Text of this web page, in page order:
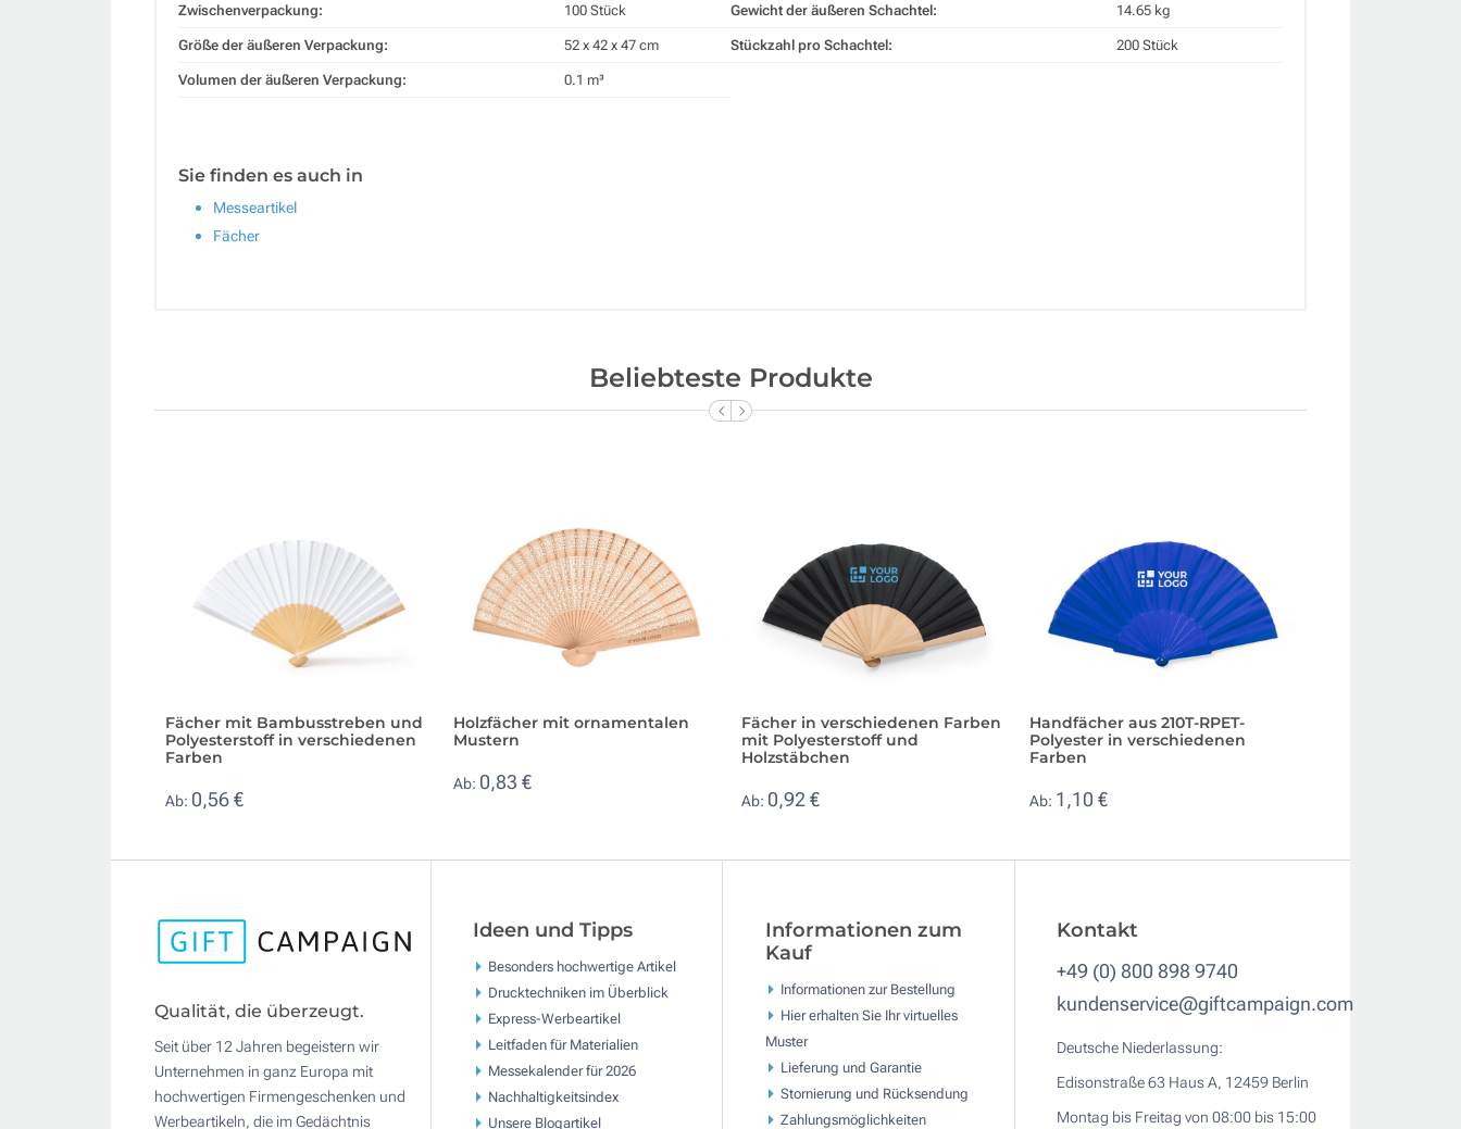
Zwischenverpackung: 100 Stück
Größe der äußeren Verpackung: 52 x 42 x 47 cm
Volumen der äußeren Verpackung: 0.1 m³
Gewicht der äußeren Schachtel: 14.65 kg
Stückzahl pro Schachtel: 200 Stück
Sie finden es auch in
Messeartikel
Fächer
Beliebteste Produkte
Fächer mit Bambusstreben und
Polyesterstoff in verschiedenen
Farben
Ab: 0,56 €
Holzfächer mit ornamentalen
Mustern
Ab: 0,83 €
Fächer in verschiedenen Farben
mit Polyesterstoff und
Holzstäbchen
Ab: 0,92 €
Handfächer aus 210T-RPET-
Polyester in verschiedenen
Farben
Ab: 1,10 €
Qualität, die überzeugt.
Seit über 12 Jahren begeistern wir
Unternehmen in ganz Europa mit
hochwertigen Firmengeschenken und
Werbeartikeln, die im Gedächtnis
Ideen und Tipps
Besonders hochwertige Artikel
Drucktechniken im Überblick
Express-Werbeartikel
Leitfaden für Materialien
Messekalender für 2026
Nachhaltigkeitsindex
Unsere Blogartikel
Informationen zum
Kauf
Informationen zur Bestellung
Hier erhalten Sie Ihr virtuelles
Muster
Lieferung und Garantie
Stornierung und Rücksendung
Zahlungsmöglichkeiten
Kontakt
+49 (0) 800 898 9740
kundenservice@giftcampaign.com
Deutsche Niederlassung:
Edisonstraße 63 Haus A, 12459 Berlin
Montag bis Freitag von 08:00 bis 15:00